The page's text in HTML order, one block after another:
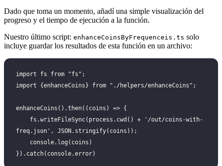
Dado que toma un momento, añadí una simple visualización del
progreso y el tiempo de ejecución a la función.
Nuestro último script: enhanceCoinsByFrequenceis.ts solo
incluye guardar los resultados de esta función en un archivo:
import fs from "fs";
import {enhanceCoins} from "./helpers/enhanceCoins";
enhanceCoins().then((coins) => {
freq.json', JSON.stringify(coins));
    console.log(coins)
}).catch(console.error)